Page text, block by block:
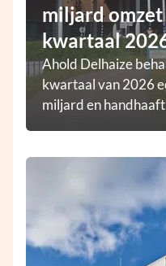
miljard
kwartaal
Ahold Delhaize
kwartaal van 2026
miljard en